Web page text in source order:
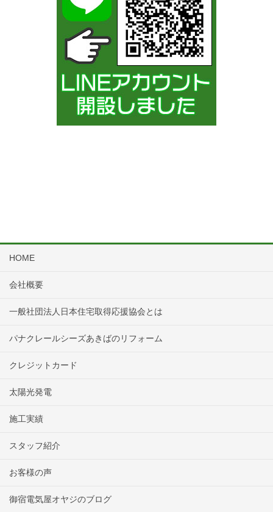
HOME
会社概要
一般社団法人日本住宅取得応援協会とは
パナクレールシーズあきばのリフォーム
クレジットカード
太陽光発電
施工実績
スタッフ紹介
お客様の声
御宿電気屋オヤジのブログ